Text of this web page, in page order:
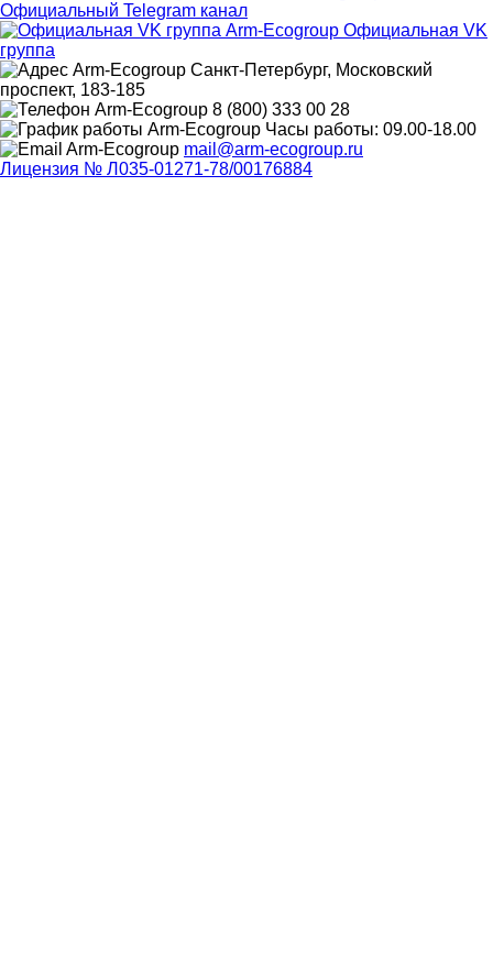
Официальный Telegram канал
Официальная VK
группа
Санкт-Петербург, Московский
проспект, 183-185
8 (800) 333 00 28
Часы работы: 09.00-18.00
mail@arm-ecogroup.ru
Лицензия № Л035-01271-78/00176884